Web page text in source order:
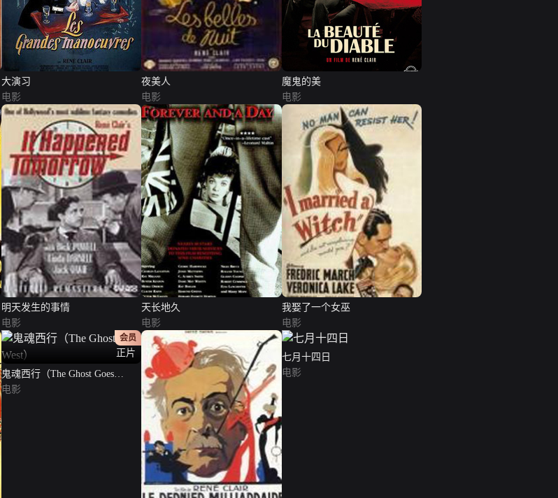
大演习
电影
夜美人
电影
魔鬼的美
电影
明天发生的事情
电影
天长地久
电影
我娶了一个女巫
电影
正片
会员
鬼魂西行（The Ghost Goes
West）
电影
七月十四日
电影